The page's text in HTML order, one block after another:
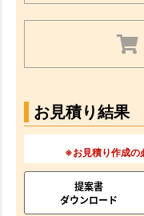
お見積り結果
※お見積り作成の
提案書
ダウンロード